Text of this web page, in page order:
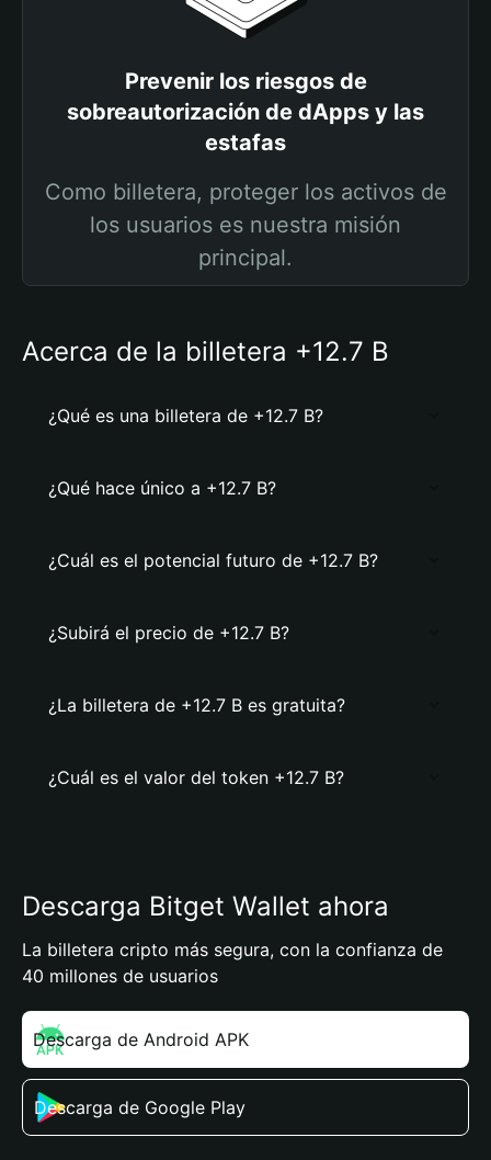
Prevenir los riesgos de
sobreautorización de dApps y las
estafas
Como billetera, proteger los activos de
los usuarios es nuestra misión
principal.
Acerca de la billetera +12.7 B
¿Qué es una billetera de +12.7 B?
¿Qué hace único a +12.7 B?
¿Cuál es el potencial futuro de +12.7 B?
¿Subirá el precio de +12.7 B?
¿La billetera de +12.7 B es gratuita?
¿Cuál es el valor del token +12.7 B?
Descarga Bitget Wallet ahora
La billetera cripto más segura, con la confianza de
40 millones de usuarios
Descarga de Android APK
Descarga de Google Play